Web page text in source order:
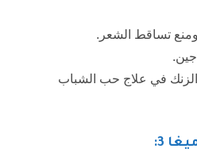
تساقط الشعر.
في علاج حب الشباب
3: